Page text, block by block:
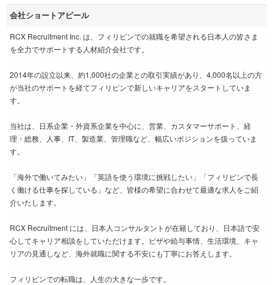
会社ショートアピール
RCX Recruitment Inc. は、フィリピンでの就職を希望される日本人の皆さま
を全力でサポートする人材紹介会社です。
2014年の設立以来、約1,000社の企業との取引実績があり、4,000名以上の方
が当社のサポートを経てフィリピンで新しいキャリアをスタートしていま
す。
当社は、日系企業・外資系企業を中心に、営業、カスタマーサポート、経
理・総務、人事、IT、製造業、管理職など、幅広いポジションを扱っていま
す。
「海外で働いてみたい」「英語を使う環境に挑戦したい」「フィリピンで長
く働ける仕事を探している」など、皆様の希望に合わせて最適な求人をご紹
介いたします。
RCX Recruitment には、日本人コンサルタントが在籍しており、日本語で安
心してキャリア相談をしていただけます。ビザや給与事情、生活環境、キャ
リアの見通しなど、海外就職に関する不安にも丁寧にお答えします。
フィリピンでの転職は、人生の大きな一歩です。